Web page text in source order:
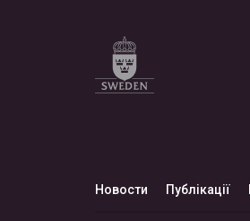
Новости Публікації